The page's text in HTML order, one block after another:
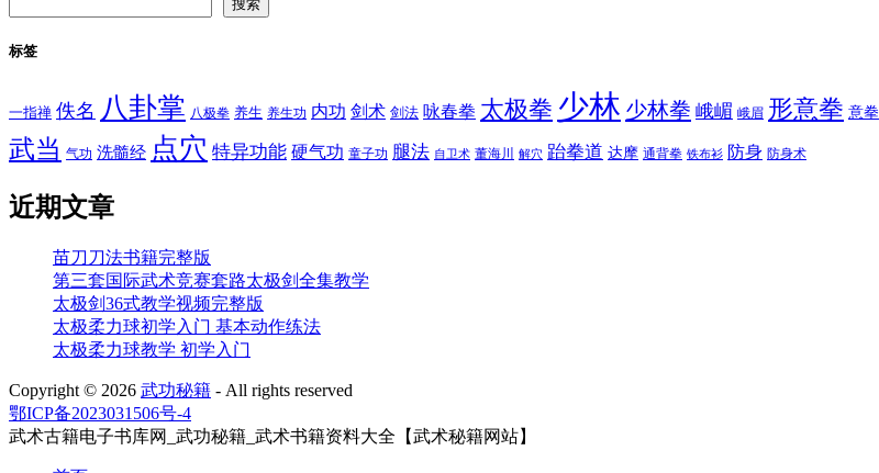
搜索
标签
一指禅 佚名 八卦掌 八极拳 养生 养生功 内功 剑术 剑法 咏春拳 太极拳 少林 少林拳 峨嵋 峨眉 形意拳 意拳
武当 气功 洗髓经 点穴 特异功能 硬气功 童子功 腿法 自卫术 董海川 解穴 跆拳道 达摩 通背拳 铁布衫 防身 防身术
近期文章
苗刀刀法书籍完整版
第三套国际武术竞赛套路太极剑全集教学
太极剑36式教学视频完整版
太极柔力球初学入门 基本动作练法
太极柔力球教学 初学入门
Copyright © 2026 武功秘籍 - All rights reserved
鄂ICP备2023031506号-4
武术古籍电子书库网_武功秘籍_武术书籍资料大全【武术秘籍网站】